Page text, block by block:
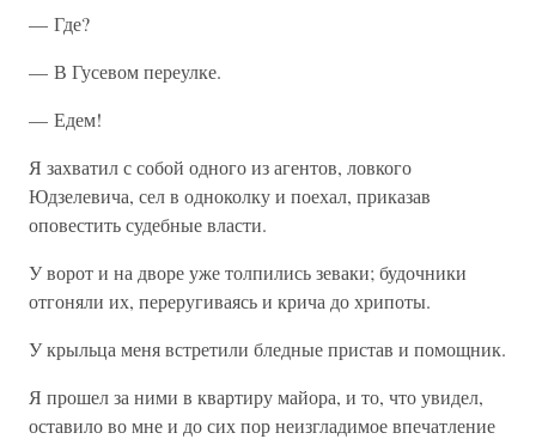
— Где?
— В Гусевом переулке.
— Едем!
Я захватил с собой одного из агентов, ловкого
Юдзелевича, сел в одноколку и поехал, приказав
оповестить судебные власти.
У ворот и на дворе уже толпились зеваки; будочники
отгоняли их, переругиваясь и крича до хрипоты.
У крыльца меня встретили бледные пристав и помощник.
Я прошел за ними в квартиру майора, и то, что увидел,
оставило во мне и до сих пор неизгладимое впечатление